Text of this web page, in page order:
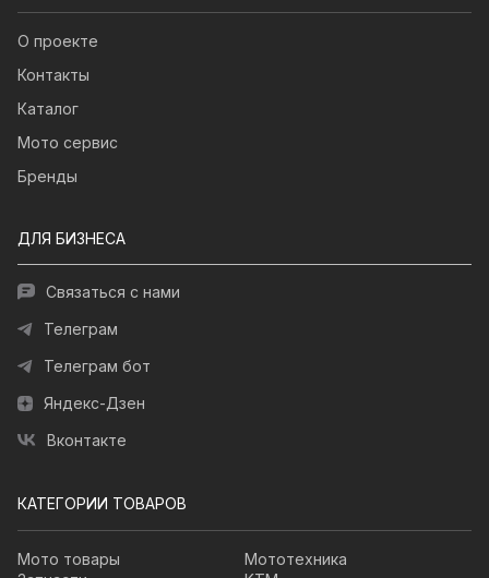
О проекте
Контакты
Каталог
Мото сервис
Бренды
ДЛЯ БИЗНЕСА
Связаться с нами
Телеграм
Телеграм бот
Яндекс-Дзен
Вконтакте
КАТЕГОРИИ ТОВАРОВ
Мото товары
Мототехника